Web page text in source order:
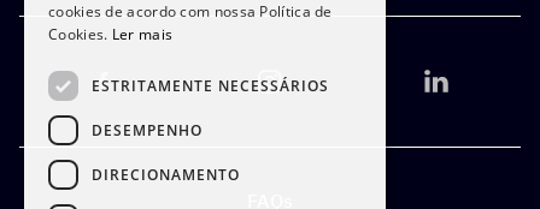
cookies de acordo com nossa Política de
Cookies. Ler mais
ESTRITAMENTE NECESSÁRIOS
DESEMPENHO
DIRECIONAMENTO